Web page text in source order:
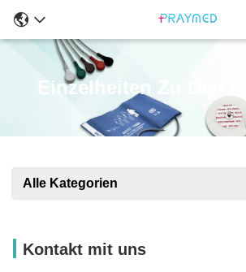
Einzelheiten Zu Den
Alle Kategorien
Kontakt mit uns